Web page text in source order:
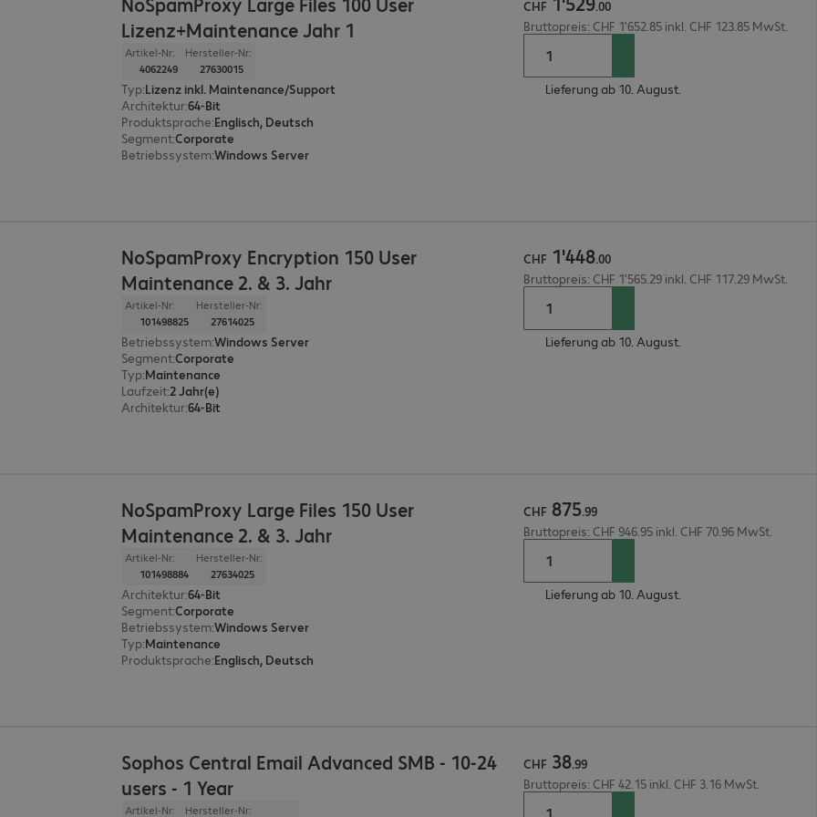
Lizenz+Maintenance Jahr 1
Artikel-Nr:
4062249
Hersteller-Nr:
27630015
Typ:Lizenz inkl. Maintenance/Support
Architektur:64-Bit
Produktsprache:Englisch, Deutsch
Segment:Corporate
Betriebssystem:Windows Server
CHF .00
Bruttopreis: CHF 1'652.85 inkl. CHF 123.85 MwSt.
Lieferung ab 10. August.
NoSpamProxy Encryption 150 User
Maintenance 2. & 3. Jahr
Artikel-Nr:
101498825
Hersteller-Nr:
27614025
Betriebssystem:Windows Server
Segment:Corporate
Typ:Maintenance
Laufzeit:2 Jahr(e)
Architektur:64-Bit
CHF 1'448.00
Bruttopreis: CHF 1'565.29 inkl. CHF 117.29 MwSt.
Lieferung ab 10. August.
NoSpamProxy Large Files 150 User
Maintenance 2. & 3. Jahr
Artikel-Nr:
101498884
Hersteller-Nr:
27634025
Architektur:64-Bit
Segment:Corporate
Betriebssystem:Windows Server
Typ:Maintenance
Produktsprache:Englisch, Deutsch
CHF 875.99
Bruttopreis: CHF 946.95 inkl. CHF 70.96 MwSt.
Lieferung ab 10. August.
Sophos Central Email Advanced SMB - 10-24
users - 1 Year
Artikel-Nr: Hersteller-Nr:
CHF 38.99
Bruttopreis: CHF 42.15 inkl. CHF 3.16 MwSt.